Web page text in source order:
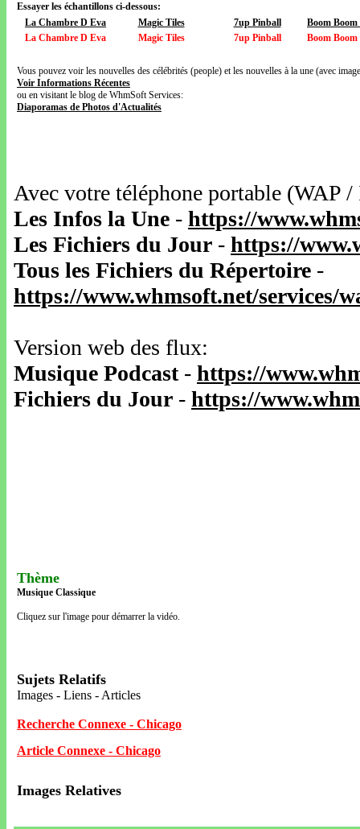
Essayer les échantillons ci-dessous:
La Chambre D Eva
Magic Tiles 7up Pinball
Boom
La Chambre D Eva
Magic Tiles 7up Pinball Boom
Vous pouvez voir les nouvelles des célébrités (people) et les nouvelles à la une (avec
Voir Informations Récentes
ou en visitant le blog de WhmSoft Services:
Diaporamas de Photos d'Actualités
Avec votre téléphone portable
Les Infos la Une - https://
Les Fichiers du Jour - https://
Tous les Fichiers du Répertoire -
https://www.whmsoft.net/services/
Version web des flux:
Musique Podcast- https://
Fichiers du Jour - https://
Thème
Musique Classique
Cliquez sur l'image pour démarrer la vidéo.
Sujets Relatifs
Images - Liens - Articles
Recherche Connexe - Chicago
Article Connexe - Chicago
Images Relatives